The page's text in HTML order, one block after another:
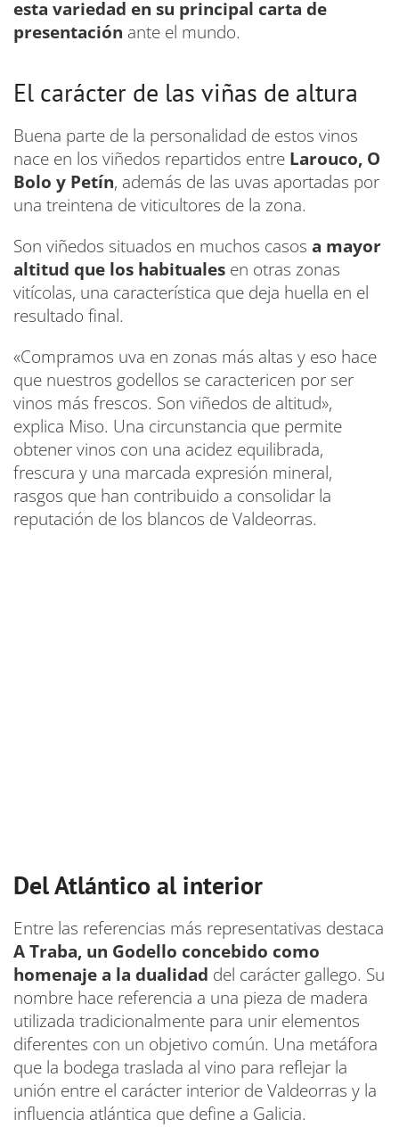
esta variedad en su principal carta de
presentación ante el mundo.
El carácter de las viñas de altura
Buena parte de la personalidad de estos vinos
nace en los viñedos repartidos entre Larouco, O
Bolo y Petín, además de las uvas aportadas por
una treintena de viticultores de la zona.
Son viñedos situados en muchos casos a mayor
altitud que los habituales en otras zonas
vitícolas, una característica que deja huella en el
resultado final.
«Compramos uva en zonas más altas y eso hace
que nuestros godellos se caractericen por ser
vinos más frescos. Son viñedos de altitud»,
explica Miso. Una circunstancia que permite
obtener vinos con una acidez equilibrada,
frescura y una marcada expresión mineral,
rasgos que han contribuido a consolidar la
reputación de los blancos de Valdeorras.
Del Atlántico al interior
Entre las referencias más representativas destaca
A Traba, un Godello concebido como
homenaje a la dualidad del carácter gallego. Su
nombre hace referencia a una pieza de madera
utilizada tradicionalmente para unir elementos
diferentes con un objetivo común. Una metáfora
que la bodega traslada al vino para reflejar la
unión entre el carácter interior de Valdeorras y la
influencia atlántica que define a Galicia.